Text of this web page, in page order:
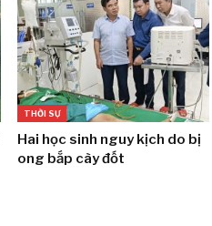
THỜI SỰ
Hai học sinh nguy kịch do bị
ong bắp cày đốt